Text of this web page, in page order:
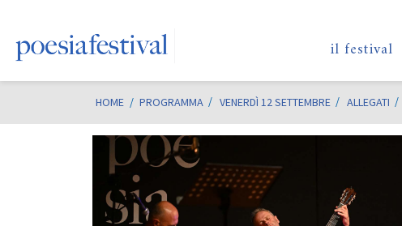
il festival
HOME / PROGRAMMA VENERDÌ 12 SETTEMBRE ALLEGATI